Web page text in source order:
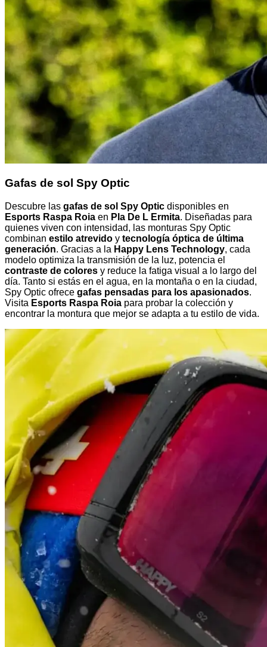
Gafas de sol Spy Optic
Descubre las gafas de sol Spy Optic disponibles en
Esports Raspa Roia en Pla De L Ermita. Diseñadas para
quienes viven con intensidad, las monturas Spy Optic
combinan estilo atrevido y tecnología óptica de última
generación. Gracias a la Happy Lens Technology, cada
modelo optimiza la transmisión de la luz, potencia el
contraste de colores y reduce la fatiga visual a lo largo del
día. Tanto si estás en el agua, en la montaña o en la ciudad,
Spy Optic ofrece gafas pensadas para los apasionados.
Visita Esports Raspa Roia para probar la colección y
encontrar la montura que mejor se adapta a tu estilo de vida.